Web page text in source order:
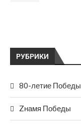
РУБРИКИ
80-летие Победы
Zнамя Победы